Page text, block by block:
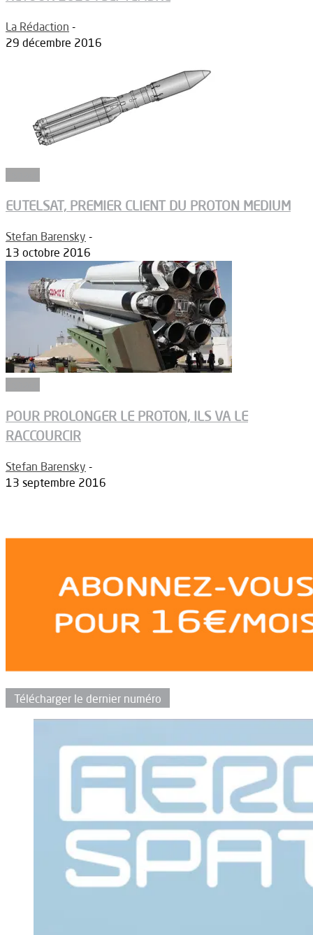
La Rédaction -
29 décembre 2016
EUTELSAT, PREMIER CLIENT DU PROTON MEDIUM
Stefan Barensky -
13 octobre 2016
POUR PROLONGER LE PROTON, ILS VA LE
RACCOURCIR
Stefan Barensky -
13 septembre 2016
Télécharger le dernier numéro